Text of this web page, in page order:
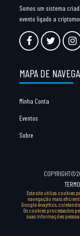
Somos um sistema
evento ligado a
MAPA DE
Minha Conta
Eventos
Sobre
Este site utiliza cookies
navegação mais
Google Anayltics,
Os cookies processados
suas informações